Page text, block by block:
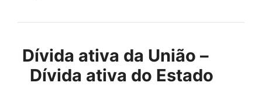
Dívida ativa da União –
Dívida ativa do Estado